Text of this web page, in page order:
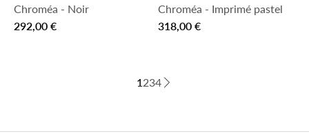
Chroméa - Noir
292,00 €
Chroméa - Imprimé pastel
318,00 €
1234